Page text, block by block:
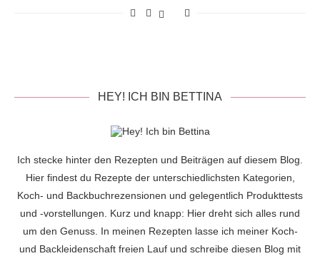
HEY! ICH BIN BETTINA
Ich stecke hinter den Rezepten und Beiträgen auf diesem Blog.
Hier findest du Rezepte der unterschiedlichsten Kategorien,
Koch- und Backbuchrezensionen und gelegentlich Produkttests
und -vorstellungen. Kurz und knapp: Hier dreht sich alles rund
um den Genuss. In meinen Rezepten lasse ich meiner Koch-
und Backleidenschaft freien Lauf und schreibe diesen Blog mit